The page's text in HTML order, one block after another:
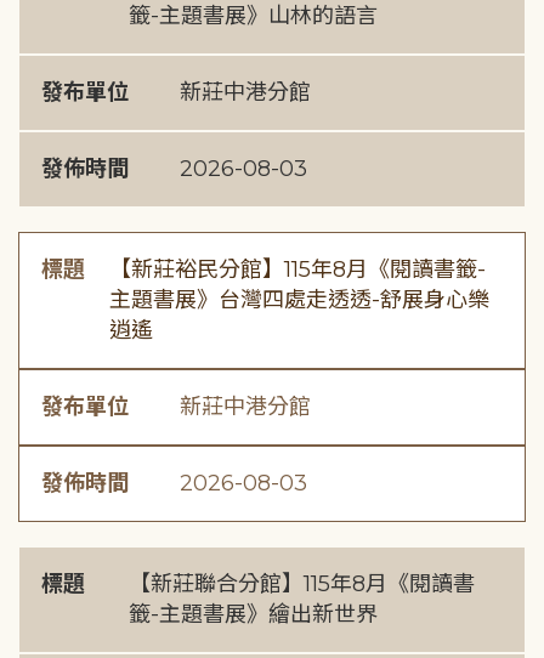
籤-主題書展》山林的語言
發布單位 新莊中港分館
發佈時間 2026-08-03
標題
【新莊裕民分館】115年8月《閱讀書籤-
主題書展》台灣四處走透透-舒展身心樂
逍遙
發布單位 新莊中港分館
發佈時間 2026-08-03
標題
【新莊聯合分館】115年8月《閱讀書
籤-主題書展》繪出新世界